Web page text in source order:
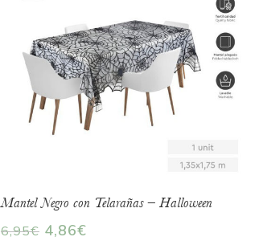
Mantel Negro con Telarañas – Halloween
6,95€ 4,86€